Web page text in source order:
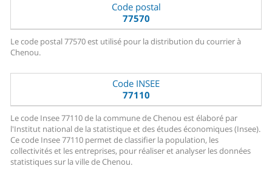
Code postal
77570
Le code postal 77570 est utilisé pour la distribution du courrier à
Chenou.
Code INSEE
77110
Le code Insee 77110 de la commune de Chenou est élaboré par
l'Institut national de la statistique et des études économiques (Insee).
Ce code Insee 77110 permet de classifier la population, les
collectivités et les entreprises, pour réaliser et analyser les données
statistiques sur la ville de Chenou.